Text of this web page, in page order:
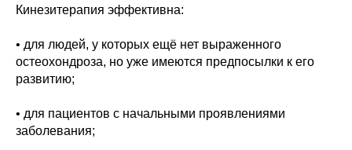
Кинезитерапия эффективна:
• для людей, у которых ещё нет выраженного
остеохондроза, но уже имеются предпосылки к его
развитию;
• для пациентов с начальными проявлениями
заболевания;